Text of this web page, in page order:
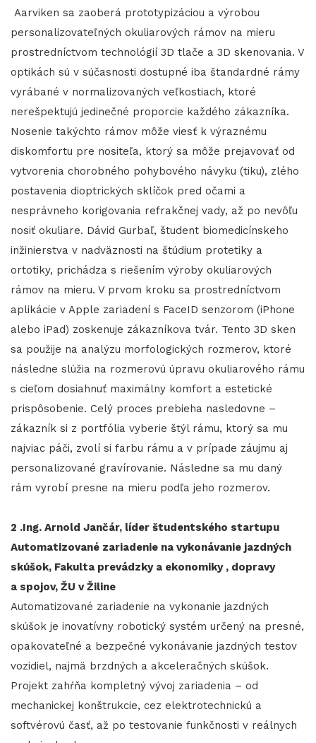
Aarviken sa zaoberá prototypizáciou a výrobou
personalizovateľných okuliarových rámov na mieru
prostredníctvom technológií 3D tlače a 3D skenovania. V
optikách sú v súčasnosti dostupné iba štandardné rámy
vyrábané v normalizovaných veľkostiach, ktoré
nerešpektujú jedinečné proporcie každého zákazníka.
Nosenie takýchto rámov môže viesť k výraznému
diskomfortu pre nositeľa, ktorý sa môže prejavovať od
vytvorenia chorobného pohybového návyku (tiku), zlého
postavenia dioptrických sklíčok pred očami a
nesprávneho korigovania refrakčnej vady, až po nevôľu
nosiť okuliare. Dávid Gurbaľ, študent biomedicínskeho
inžinierstva v nadväznosti na štúdium protetiky a
ortotiky, prichádza s riešením výroby okuliarových
rámov na mieru. V prvom kroku sa prostredníctvom
aplikácie v Apple zariadení s FaceID senzorom (iPhone
alebo iPad) zoskenuje zákazníkova tvár. Tento 3D sken
sa použije na analýzu morfologických rozmerov, ktoré
následne slúžia na rozmerovú úpravu okuliarového rámu
s cieľom dosiahnuť maximálny komfort a estetické
prispôsobenie. Celý proces prebieha nasledovne –
zákazník si z portfólia vyberie štýl rámu, ktorý sa mu
najviac páči, zvolí si farbu rámu a v prípade záujmu aj
personalizované gravírovanie. Následne sa mu daný
rám vyrobí presne na mieru podľa jeho rozmerov.
2 .Ing. Arnold Jančár, líder študentského startupu
Automatizované zariadenie na vykonávanie jazdných
skúšok, Fakulta prevádzky a ekonomiky , dopravy
a spojov, ŽU v Žiline
Automatizované zariadenie na vykonanie jazdných
skúšok je inovatívny robotický systém určený na presné,
opakovateľné a bezpečné vykonávanie jazdných testov
vozidiel, najmä brzdných a akceleračných skúšok.
Projekt zahŕňa kompletný vývoj zariadenia – od
mechanickej konštrukcie, cez elektrotechnickú a
softvérovú časť, až po testovanie funkčnosti v reálnych